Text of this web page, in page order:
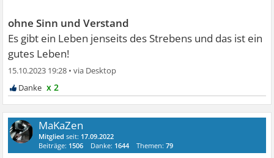
ohne Sinn und Verstand
Es gibt ein Leben jenseits des Strebens und das ist ein
gutes Leben!
15.10.2023 19:28 •
x 2
MaKaZen
Mitglied seit: 17.09.2022
Beiträge: 1506 Danke: 1644 Themen:79